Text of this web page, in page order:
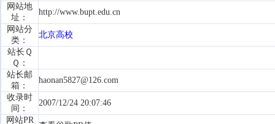
网站地
址：
http://www.bupt.edu.cn
网站分
类：
北京高校
站长Ｑ
Ｑ：
站长邮
箱：
haonan5827@126.com
收录时
间：
2007/12/24 20:07:46
网站PR